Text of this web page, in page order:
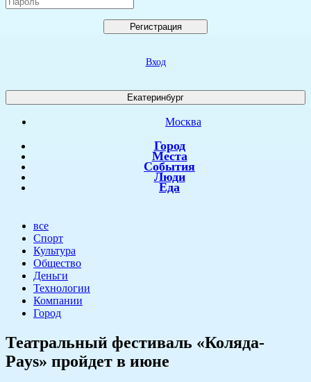
Регистрация
Вход
Екатеринбург
Москва
Город
Места
События
Люди
Еда
все
Спорт
Культура
Общество
Деньги
Технологии
Компании
Город
Театральный фестиваль «Коляда-
Pays» пройдет в июне